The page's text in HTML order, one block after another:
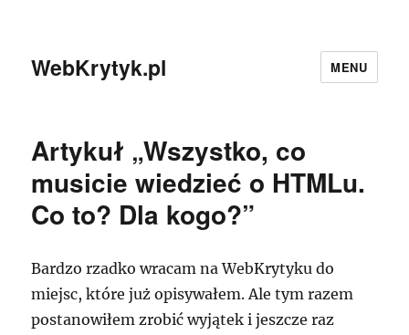
WebKrytyk.pl MENU
Artykuł „Wszystko, co
musicie wiedzieć o HTMLu.
Co to? Dla kogo?”
Bardzo rzadko wracam na WebKrytyku do
miejsc, które już opisywałem. Ale tym razem
postanowiłem zrobić wyjątek i jeszcze raz